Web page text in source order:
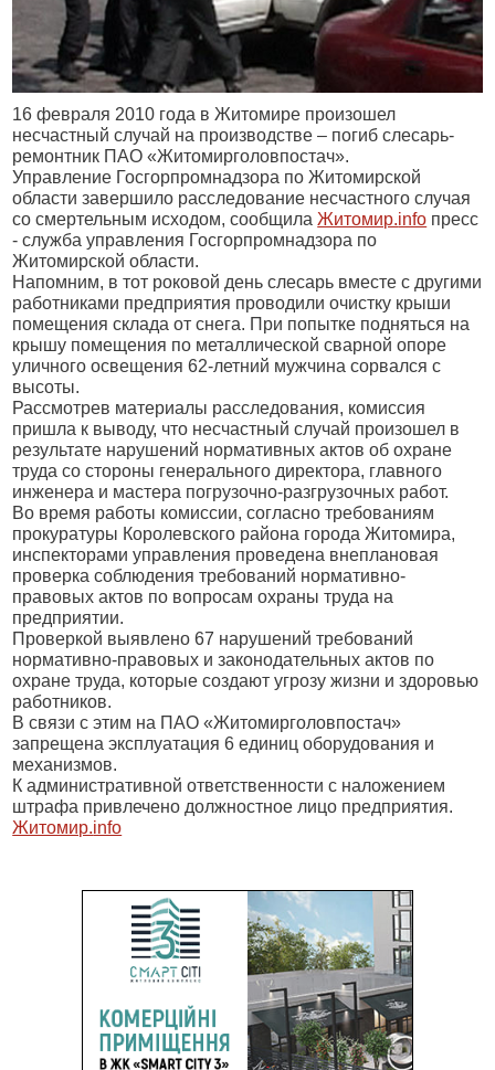
16 февраля 2010 года в Житомире произошел
несчастный случай на производстве – погиб слесарь-
ремонтник ПАО «Житомирголовпостач».
Управление Госгорпромнадзора по Житомирской
области завершило расследование несчастного случая
со смертельным исходом, сообщилаЖитомир.info пресс
- служба управления Госгорпромнадзора по
Житомирской области.
Напомним, в тот роковой день слесарь вместе с другими
работниками предприятия проводили очистку крыши
помещения склада от снега. При попытке подняться на
крышу помещения по металлической сварной опоре
уличного освещения 62-летний мужчина сорвался с
высоты.
Рассмотрев материалы расследования, комиссия
пришла к выводу, что несчастный случай произошел в
результате нарушений нормативных актов об охране
труда со стороны генерального директора, главного
инженера и мастера погрузочно-разгрузочных работ.
Во время работы комиссии, согласно требованиям
прокуратуры Королевского района города Житомира,
инспекторами управления проведена внеплановая
проверка соблюдения требований нормативно-
правовых актов по вопросам охраны труда на
предприятии.
Проверкой выявлено 67 нарушений требований
нормативно-правовых и законодательных актов по
охране труда, которые создают угрозу жизни и здоровью
работников.
В связи с этим на ПАО «Житомирголовпостач»
запрещена эксплуатация 6 единиц оборудования и
механизмов.
К административной ответственности с наложением
штрафа привлечено должностное лицо предприятия.
Житомир.info